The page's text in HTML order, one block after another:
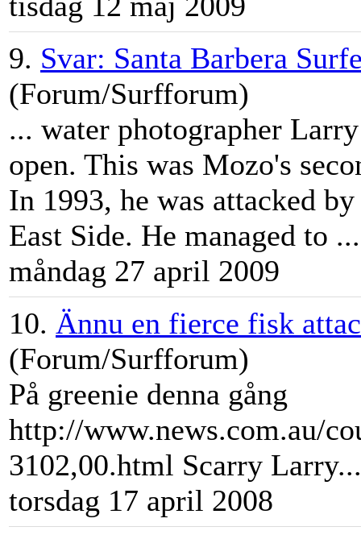
9. Svar: Santa Barbera
(Forum/Surfforum)
... water photographer Larry
open. This was Mozo's
In 1993, he was attacked
East Side. He managed to ...
måndag 27 april 2009
10. Ännu en fierce fisk
(Forum/Surfforum)
På greenie denna gång
http://www.news.com.au/
3102,00.html Scarry Larry
torsdag 17 april 2008